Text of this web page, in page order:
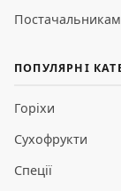
Постачальникам
ПОПУЛЯРНІ
Горіхи
Сухофрукти
Спеції